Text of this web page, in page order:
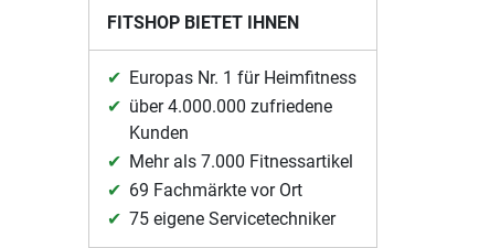
FITSHOP BIETET IHNEN
Europas Nr. 1 für Heimfitness
über 4.000.000 zufriedene
Kunden
Mehr als 7.000 Fitnessartikel
69 Fachmärkte vor Ort
75 eigene Servicetechniker